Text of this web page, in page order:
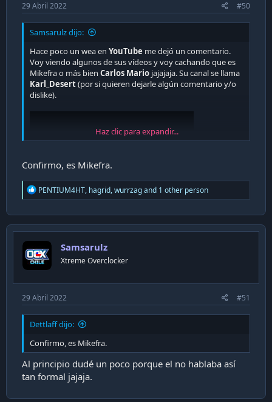
29 Abril 2022 #50
Samsarulz dijo:
Hace poco un wea en YouTube me dejó un comentario.
Voy viendo algunos de sus vídeos y voy cachando que es
Mikefra o más bien Carlos Mario jajajaja. Su canal se llama
Karl_Desert(por si quieren dejarle algún comentario y/o
dislike).
menos se nota que se esforzó en aprender a hablar bien.
Saludos
Haz clic para expandir...
Confirmo, es Mikefra.
R
e
c
t
o
n
s
PENTIUM4HT, hagrid,wurrzagand 1 other person
Samsarulz
Xtreme Overclocker
29 Abril 2022 #51
Dettlaff dijo:
Confirmo, es Mikefra.
Al principio dudé un poco porque el no hablaba así
tan formal jajaja.